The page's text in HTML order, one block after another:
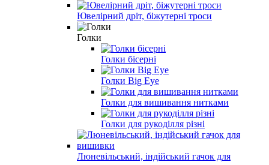
Ювелірний дріт, біжутерні троси
Голки
Голки бісерні
Голки Big Eye
Голки для вишивання нитками
Голки для рукоділля різні
Люневільський, індійський гачок для